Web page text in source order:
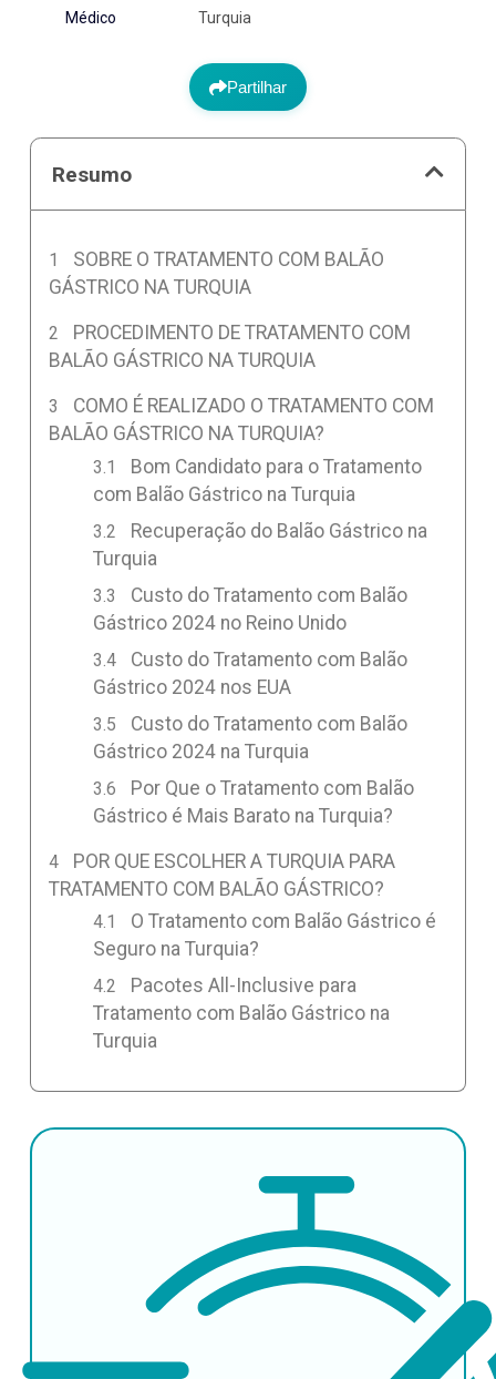
Médico
Turquia
Partilhar
Resumo
SOBRE O TRATAMENTO COM BALÃO
GÁSTRICO NA TURQUIA
PROCEDIMENTO DE TRATAMENTO COM
BALÃO GÁSTRICO NA TURQUIA
COMO É REALIZADO O TRATAMENTO COM
BALÃO GÁSTRICO NA TURQUIA?
Bom Candidato para o Tratamento
com Balão Gástrico na Turquia
Recuperação do Balão Gástrico na
Turquia
Custo do Tratamento com Balão
Gástrico 2024 no Reino Unido
Custo do Tratamento com Balão
Gástrico 2024 nos EUA
Custo do Tratamento com Balão
Gástrico 2024 na Turquia
Por Que o Tratamento com Balão
Gástrico é Mais Barato na Turquia?
POR QUE ESCOLHER A TURQUIA PARA
TRATAMENTO COM BALÃO GÁSTRICO?
O Tratamento com Balão Gástrico é
Seguro na Turquia?
Pacotes All-Inclusive para
Tratamento com Balão Gástrico na
Turquia